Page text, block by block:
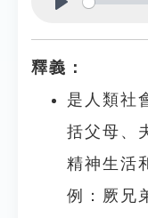
釋義：
是人類社
括父母、
精神生活
例：厥兄